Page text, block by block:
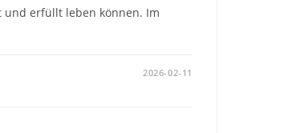
und erfüllt leben können. Im
2026-02-11